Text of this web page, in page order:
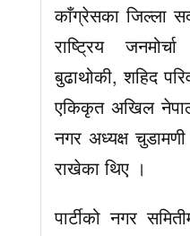
काँग्रेसका जिल्ला
राष्ट्रिय
बुढाथोकी, शहिद
एकिकृत अखिल
नगर अध्यक्ष
राखेका थिए ।
पार्टीको नगर